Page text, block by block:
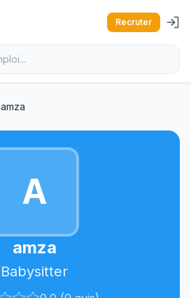
Recruter
amza
A
amza
Babysitter